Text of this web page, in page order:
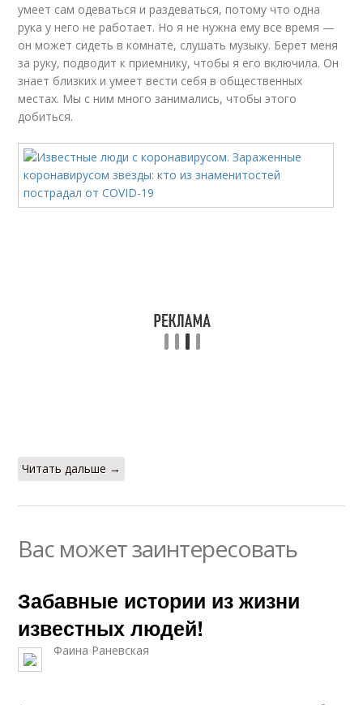
умеет сам одеваться и раздеваться, потому что одна
рука у него не работает. Но я не нужна ему все время —
он может сидеть в комнате, слушать музыку. Берет меня
за руку, подводит к приемнику, чтобы я его включила. Он
знает близких и умеет вести себя в общественных
местах. Мы с ним много занимались, чтобы этого
добиться.
Читать дальше →
Вас может заинтересовать
Забавные истории из жизни
известных людей!
Фаина Раневская